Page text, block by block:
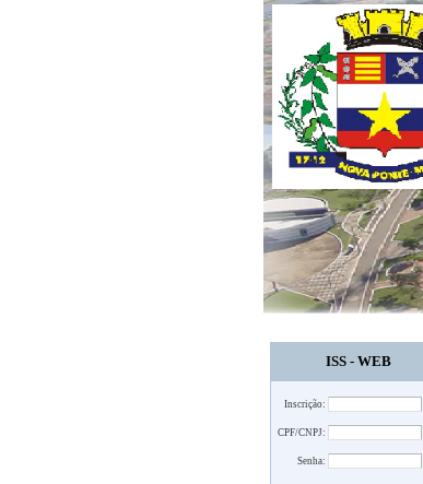
ISS - WEB
Inscrição:
CPF/CNPJ:
Senha: